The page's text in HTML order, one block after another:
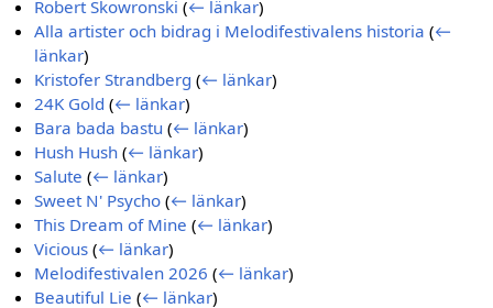
Robert Skowronski (← länkar)
Alla artister och bidrag i Melodifestivalens historia (←
länkar)
Kristofer Strandberg (← länkar)
24K Gold (← länkar)
Bara bada bastu (← länkar)
Hush Hush (← länkar)
Salute (← länkar)
Sweet N' Psycho (← länkar)
This Dream of Mine (← länkar)
Vicious (← länkar)
Melodifestivalen 2026 (← länkar)
Beautiful Lie (← länkar)